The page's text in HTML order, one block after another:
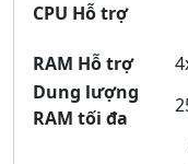
CPU Hỗ trợ
RAM Hỗ trợ
Dung lượng
RAM tối đa